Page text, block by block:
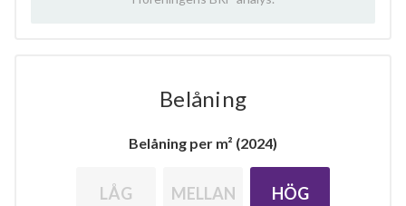
Belåning
Belåning per m² (2024)
LÅG MELLAN HÖG